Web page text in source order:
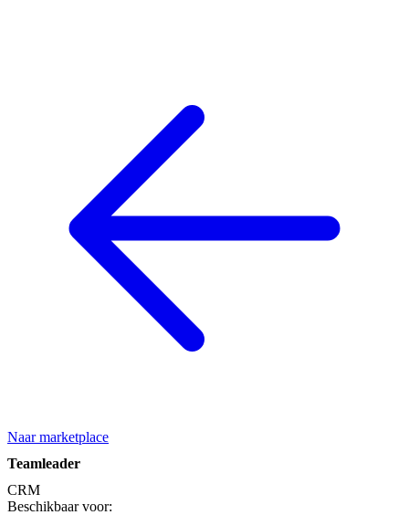
Naar marketplace
Teamleader
CRM
Beschikbaar voor: